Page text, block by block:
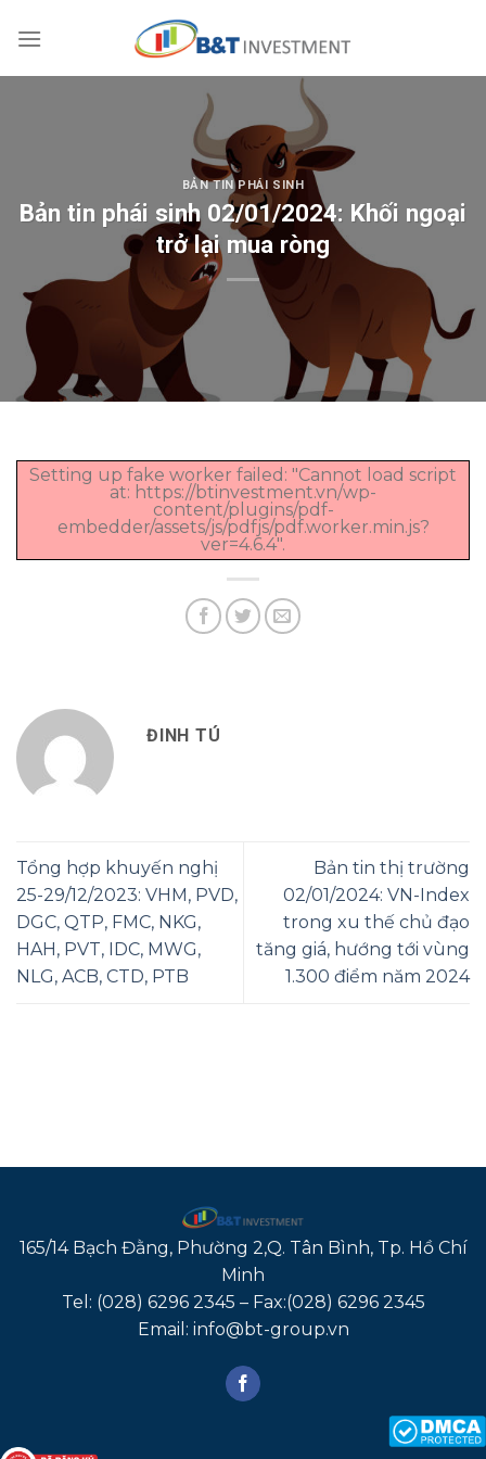
BẢN TIN PHÁI SINH
Bản tin phái sinh 02/01/2024: Khối ngoại
trở lại mua ròng
Setting up fake worker failed: "Cannot load script
at: https://btinvestment.vn/wp-
content/plugins/pdf-
embedder/assets/js/pdfjs/pdf.worker.min.js?
ver=4.6.4".
ĐINH TÚ
Tổng hợp khuyến nghị
25-29/12/2023: VHM, PVD,
DGC, QTP, FMC, NKG,
HAH, PVT, IDC, MWG,
NLG, ACB, CTD, PTB
Bản tin thị trường
02/01/2024: VN-Index
trong xu thế chủ đạo
tăng giá, hướng tới vùng
1.300 điểm năm 2024
165/14 Bạch Đằng, Phường 2,Q. Tân Bình, Tp. Hồ Chí
Minh
Tel: (028) 6296 2345 – Fax:(028) 6296 2345
Email: info@bt-group.vn